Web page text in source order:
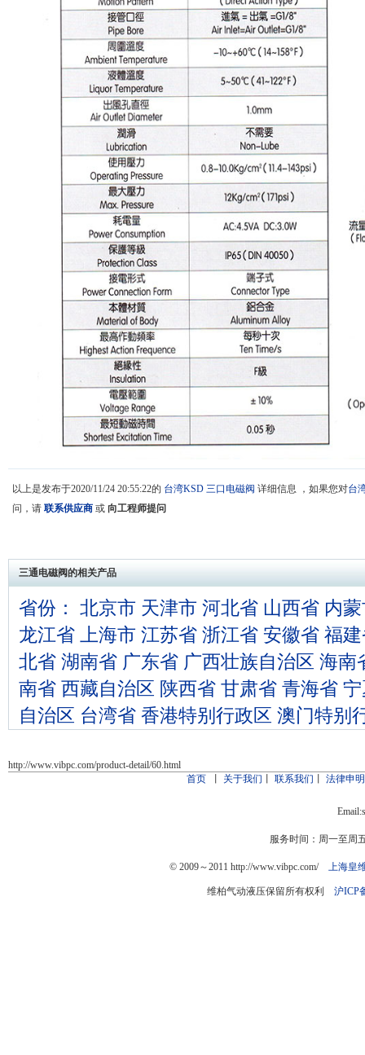
以上是发布于2020/11/24 20:55:22的 台湾KSD 三口电磁阀 详细信息 ，如果您对台
问，请 联系供应商 或 向工程师提问
三通电磁阀的相关产品
省份： 北京市 天津市 河北省 山西省 内
龙江省 上海市 江苏省 浙江省 安徽省 福
北省 湖南省 广东省 广西壮族自治区 海南
南省 西藏自治区 陕西省 甘肃省 青海省
自治区 台湾省 香港特别行政区 澳门特别
http://www.vibpc.com/product-detail/60.html
首页
关于我们 丨联系我们 丨法律申明
服务时间：周一至周
© 2009～2011 http://www.vibpc.com/ 上海皇
维柏气动液压保留所有权利 沪ICP